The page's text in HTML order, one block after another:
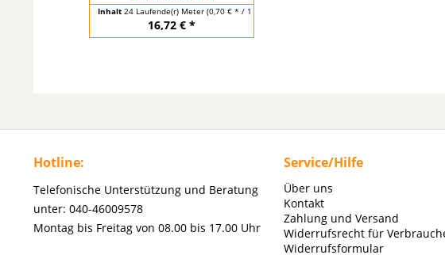
Inhalt 24 Laufende(r) Meter (0,70 € * / 1 Laufende(r) Meter)
16,72 € *
Hotline:
Telefonische Unterstützung und Beratung
unter: 040-46009578
Montag bis Freitag von 08.00 bis 17.00 Uhr
Service/Hilfe
Über uns
Kontakt
Zahlung und Versand
Widerrufsrecht für
Widerrufsformular